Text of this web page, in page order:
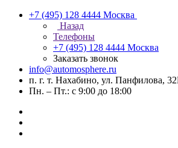
+7 (495) 128 4444 Москва
Назад
Телефоны
+7 (495) 128 4444 Москва
Заказать звонок
info@automosphere.ru
п. г. т. Нахабино, ул. Панфилова,
Пн. – Пт.: с 9:00 до 18:00